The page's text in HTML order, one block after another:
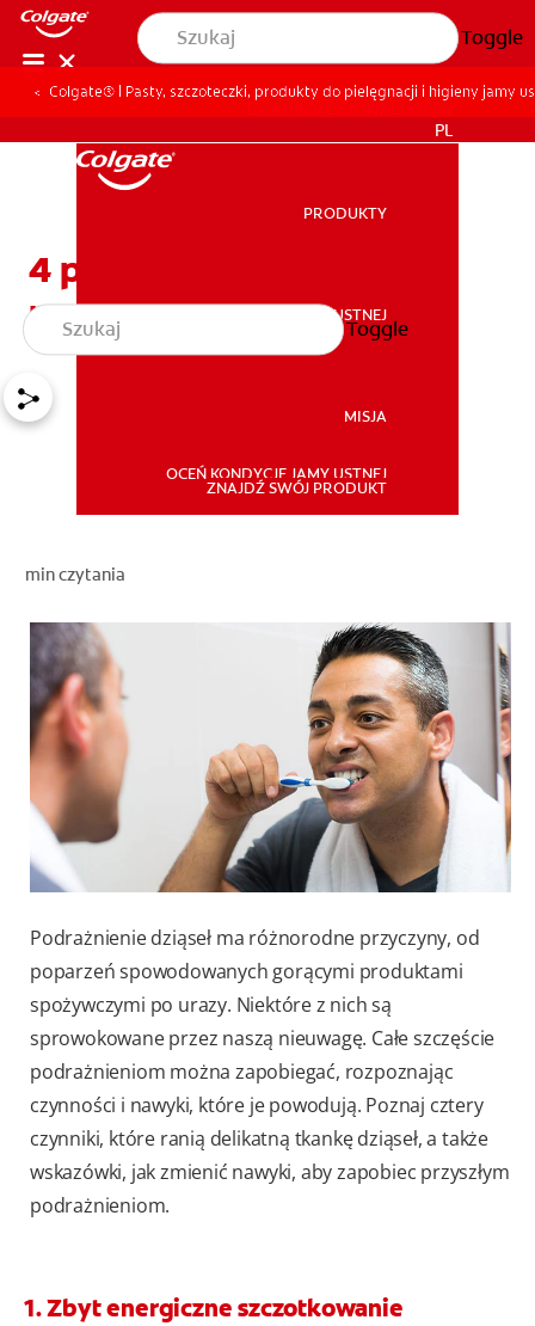
Toggle
ZDROWIE JAMY USTNEJ
DLA PROFESJONALISTÓW
PL
PRODUKTY
ZDROWIE JAMY USTNEJ
MISJA
OCEŃ KONDYCJĘ JAMY USTNEJ
ZNAJDŹ SWÓJ PRODUKT
Toggle
Colgate® | Pasty, szczoteczki, produkty do pielęgnacji i higieny jamy
4 proste przyczyny
podrażnienia dziąseł
min czytania
Podrażnienie dziąseł ma różnorodne przyczyny, od
poparzeń spowodowanych gorącymi produktami
spożywczymi po urazy. Niektóre z nich są
sprowokowane przez naszą nieuwagę. Całe szczęście
podrażnieniom można zapobiegać, rozpoznając
czynności i nawyki, które je powodują. Poznaj cztery
czynniki, które ranią delikatną tkankę dziąseł, a także
wskazówki, jak zmienić nawyki, aby zapobiec przyszłym
podrażnieniom.
1. Zbyt energiczne szczotkowanie